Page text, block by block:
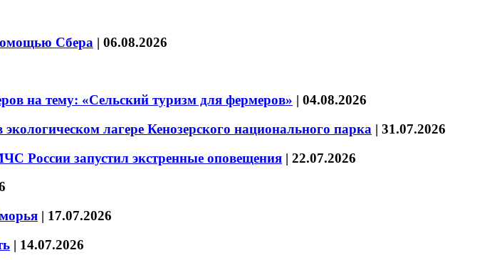
Сбера | 06.08.2026
на тему: «Сельский туризм для фермеров» | 04.08.2026
лагере Кенозерского национального парка | 31.07.2026
России запустил экстренные оповещения | 22.07.2026
| 17.07.2026
| 14.07.2026